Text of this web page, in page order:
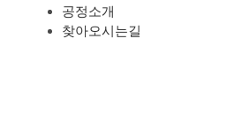
공정소개
찾아오시는길